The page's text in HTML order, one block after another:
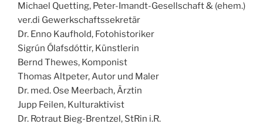
Michael Quetting, Peter-Imandt-Gesellschaft & (ehem.)
ver.di Gewerkschaftssekretär
Dr. Enno Kaufhold, Fotohistoriker
Sigrún Ólafsdóttir, Künstlerin
Bernd Thewes, Komponist
Thomas Altpeter, Autor und Maler
Dr. med. Ose Meerbach, Ärztin
Jupp Feilen, Kulturaktivist
Dr. Rotraut Bieg-Brentzel, StRin i.R.